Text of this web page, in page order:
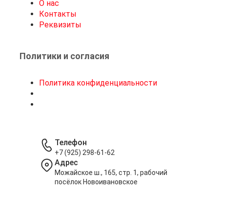
О нас
Контакты
Реквизиты
Политики и согласия
Политика конфиденциальности
Телефон
+7 (925) 298-61-62
Адрес
Можайское ш., 165, стр. 1, рабочий
посёлок Новоивановское